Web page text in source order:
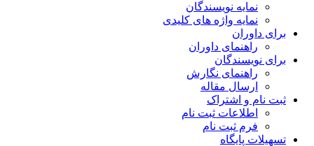
نمایه نویسندگان
نمایه واژه های کلیدی
برای داوران
راهنمای داوران
برای نویسندگان
راهنمای نگارش
ارسال مقاله
ثبت نام و اشتراک
اطلاعات ثبت نام
فرم ثبت نام
تسهیلات پایگاه